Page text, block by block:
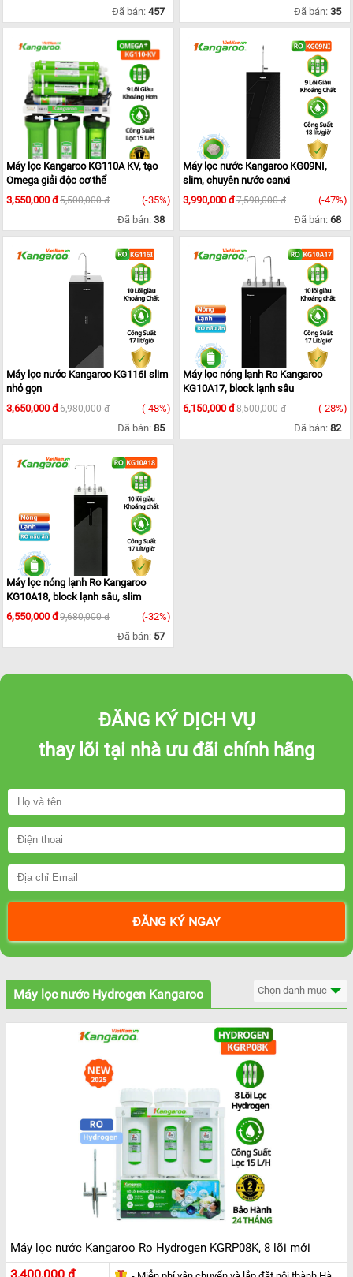
CHƯƠNG
KANGAROO
CHƯƠNG
TRÌNH
DỊCH
NGHIỆM
HAY
GIỚI
THIỆU
Đã bán: 457
Đã bán: 35
Máy lọc Kangaroo KG110A KV, tạo
Omega giải độc cơ thể
3,550,000 đ5,500,000 đ
(-35%)
Đã bán: 38
Máy lọc nước Kangaroo KG09NI,
slim, chuyên nước canxi
3,990,000 đ7,590,000 đ
(-47%)
Đã bán: 68
Máy lọc nước Kangaroo KG116I slim
nhỏ gọn
3,650,000 đ6,980,000 đ
(-48%)
Đã bán: 85
Máy lọc nóng lạnh Ro Kangaroo
KG10A17, block lạnh sâu
6,150,000 đ8,500,000 đ
(-28%)
Đã bán: 82
Máy lọc nóng lạnh Ro Kangaroo
KG10A18, block lạnh sâu, slim
6,550,000 đ9,680,000 đ
(-32%)
Đã bán: 57
ĐĂNG KÝ DỊCH VỤ
thay lõi tại nhà ưu đãi chính hãng
ĐĂNG KÝ NGAY
Máy lọc nước Hydrogen Kangaroo Chọn danh mục
Máy lọc nước Kangaroo Ro Hydrogen KGRP08K, 8 lõi mới